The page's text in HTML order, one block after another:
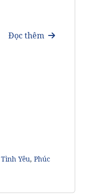
Đọc thêm
Tình Yêu, Phúc